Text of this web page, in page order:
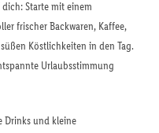
Starte mit einem
frischer Backwaren, Kaffee,
Köstlichkeiten in den Tag.
Urlaubsstimmung
und kleine